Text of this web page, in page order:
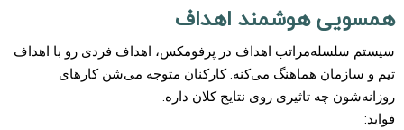
همسویی هوشمند اهداف
سیستم سلسله‌مراتب اهداف در پرفومکس، اهداف فردی رو با اهداف
تیم و سازمان هماهنگ می‌کنه. کارکنان متوجه می‌شن کارهای
روزانه‌شون چه تاثیری روی نتایج کلان داره.
فواید: